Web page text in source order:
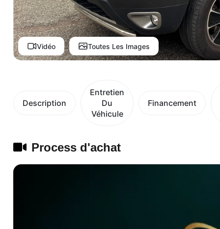
Vidéo Toutes Les Images
Description
Entretien
Du
Véhicule
Financement
Process d'achat